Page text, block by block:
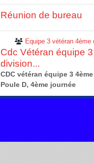
Réunion de bureau
Equipe 3 vétéran
Cdc Vétéran équipe
division...
CDC vétéran équipe 3
Poule D, 4ème journée